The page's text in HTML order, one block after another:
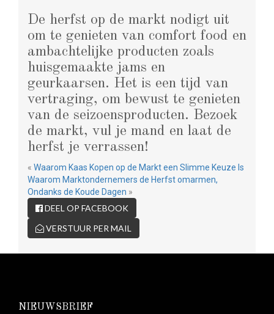
De herfst op de markt nodigt uit
om te genieten van comfort food en
ambachtelijke producten zoals
huisgemaakte jams en
geurkaarsen. Het is een tijd van
vertraging, om bewust te genieten
van de seizoensproducten. Bezoek
de markt, vul je mand en laat de
herfst je verrassen!
« Waarom Kaas Kopen op de Markt een Slimme Keuze Is
Waarom Marktondernemers de Herfst omarmen,
Ondanks de Koude Dagen »
DEEL OP FACEBOOK
VERSTUUR PER MAIL
NIEUWSBRIEF